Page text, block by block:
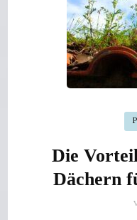
Die
Dächern